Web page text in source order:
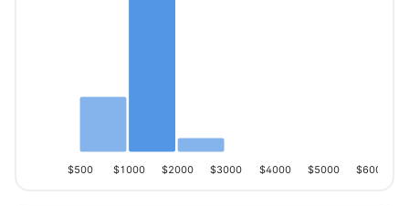
$500 $1000 $2000 $3000 $4000 $5000 $6000